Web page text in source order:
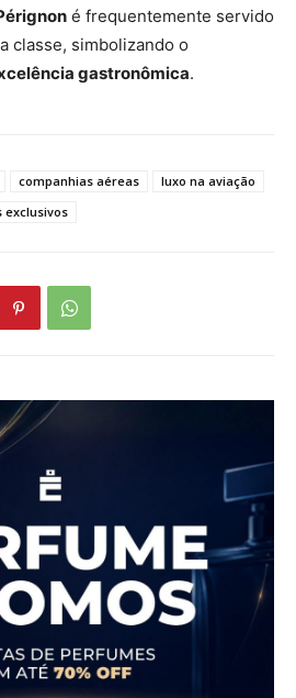
é frequentemente servido
classe, simbolizando o
gastronômica.
companhias aéreas
luxo na aviação
exclusivos